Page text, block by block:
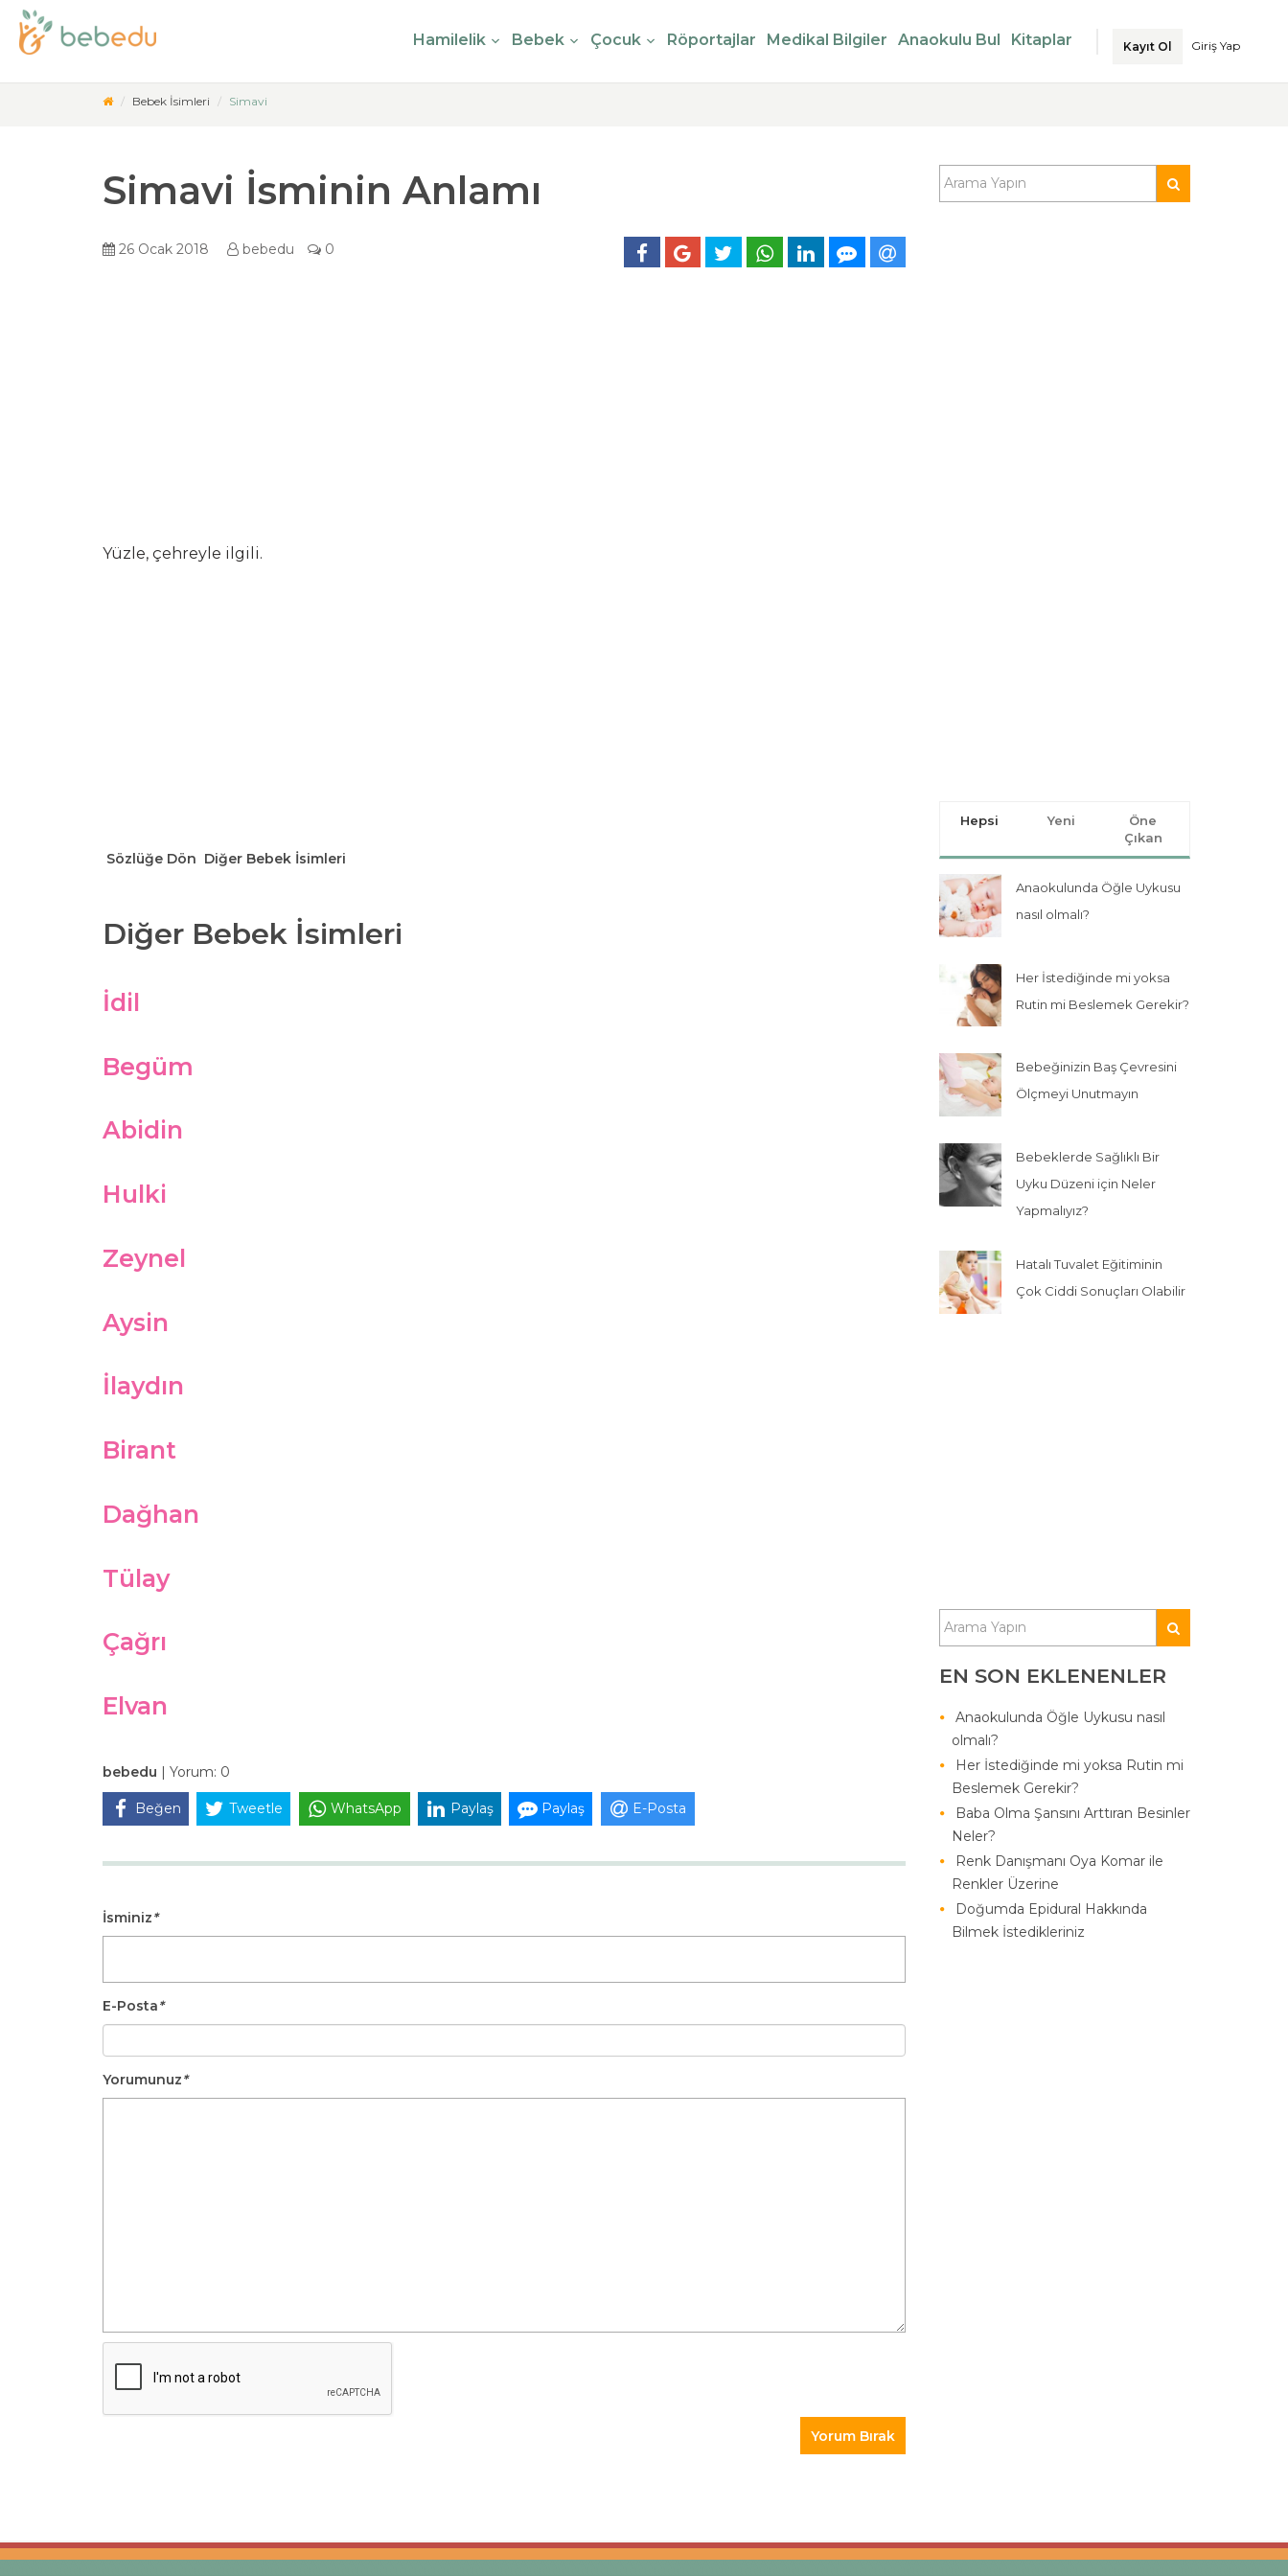
Hamilelik Bebek Çocuk Röportajlar Medikal Bilgiler Anaokulu Bul Kitaplar Kayıt Ol Giriş Yap
Bebek İsimleri Simavi
Simavi İsminin Anlamı
26 Ocak 2018 bebedu 0
Yüzle, çehreyle ilgili.
Sözlüğe Dön Diğer Bebek İsimleri
Diğer Bebek İsimleri
İdil
Begüm
Abidin
Hulki
Zeynel
Aysin
İlaydın
Birant
Dağhan
Tülay
Çağrı
Elvan
bebedu | Yorum: 0
Beğen Tweetle WhatsApp Paylaş Paylaş E-Posta
İsminiz*
E-Posta*
Yorumunuz*
Hepsi Yeni
Öne
Çıkan
Anaokulunda Öğle Uykusu
nasıl olmalı?
Her İstediğinde mi yoksa
Rutin mi Beslemek Gerekir?
Bebeğinizin Baş Çevresini
Ölçmeyi Unutmayın
Bebeklerde Sağlıklı Bir
Uyku Düzeni için Neler
Yapmalıyız?
Hatalı Tuvalet Eğitiminin
Çok Ciddi Sonuçları Olabilir
EN SON EKLENENLER
Anaokulunda Öğle Uykusu nasıl
olmalı?
Her İstediğinde mi yoksa Rutin mi
Beslemek Gerekir?
Baba Olma Şansını Arttıran Besinler
Neler?
Renk Danışmanı Oya Komar ile
Renkler Üzerine
Doğumda Epidural Hakkında
Bilmek İstedikleriniz